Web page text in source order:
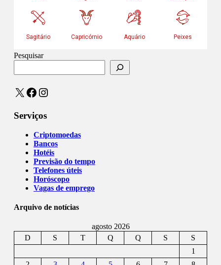
Pesquisar
X Facebook
Instagram
Serviços
Criptomoedas
Bancos
Hotéis
Previsão do tempo
Telefones úteis
Horóscopo
Vagas de emprego
Arquivo de notícias
agosto 2026
D
S T Q Q S
S
1